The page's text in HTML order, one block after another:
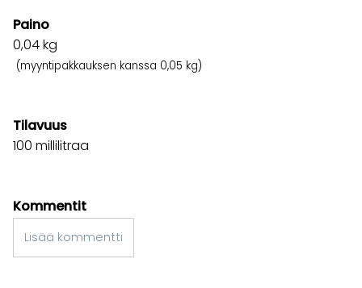
Paino
0,04kg
(myyntipakkauksen kanssa 0,05 kg)
Tilavuus
100 millilitraa
Kommentit
Lisää kommentti